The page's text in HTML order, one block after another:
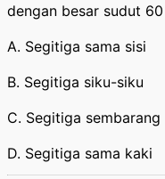
dengan besar sudut
A. Segitiga sama sisi
B. Segitiga siku-siku
C. Segitiga sembarang
D. Segitiga sama kaki